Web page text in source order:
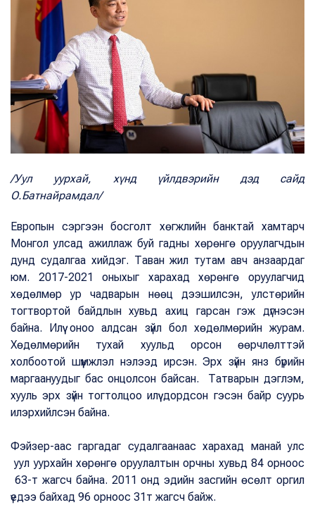
/Уул уурхай, хүнд үйлдвэрийн дэд сайд
О.Батнайрамдал/
Европын сэргээн босголт хөгжлийн банктай хамтарч
Монгол улсад ажиллаж буй гадны хөрөнгө оруулагчдын
дунд судалгаа хийдэг. Таван жил тутам авч анзаардаг
юм. 2017-2021 оныхыг харахад хөрөнгө оруулагчид
хөдөлмөр ур чадварын нөөц дээшилсэн, улстөрийн
тогтвортой байдлын хувьд ахиц гарсан гэж дүгнэсэн
байна. Илүү оноо алдсан зүйл бол хөдөлмөрийн журам.
Хөдөлмөрийн тухай хуульд орсон өөрчлөлттэй
холбоотой шүүмжлэл нэлээд ирсэн. Эрх зүйн янз бүрийн
маргаануудыг бас онцолсон байсан. Татварын дэглэм,
хууль эрх зүйн тогтолцоо илүү дордсон гэсэн байр суурь
илэрхийлсэн байна.
Фэйзер-аас гаргадаг судалгаанаас харахад манай улс
уул уурхайн хөрөнгө оруулалтын орчны хувьд 84 орноос
63-т жагсч байна. 2011 онд эдийн засгийн өсөлт оргил
үедээ байхад 96 орноос 31т жагсч байж.